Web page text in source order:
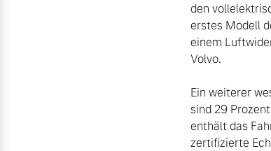
den
erstes Modell
einem
Volvo.
Ein weiterer
sind 29
enthält das
zertifizierte